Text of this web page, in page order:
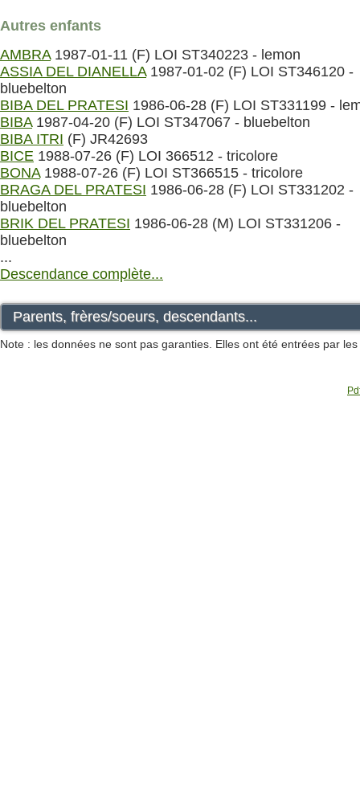
Autres enfants
AMBRA1987-01-11 (F) LOI ST340223 - lemon
ASSIA DEL DIANELLA1987-01-02 (F) LOI ST346120 -
bluebelton
BIBA DEL PRATESI 1986-06-28 (F) LOI ST331199 -
BIBA1987-04-20 (F) LOI ST347067 - bluebelton
BIBA ITRI (F) JR42693
BICE 1988-07-26 (F) LOI 366512 - tricolore
BONA1988-07-26 (F) LOI ST366515 - tricolore
BRAGA DEL PRATESI 1986-06-28 (F) LOI ST331202 -
bluebelton
BRIK DEL PRATESI 1986-06-28 (M) LOI ST331206 -
bluebelton
...
Descendance complète...
Parents, frères/soeurs, descendants...
Note : les données ne sont pas garanties. Elles ont été entrées par